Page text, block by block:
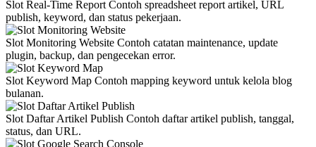
Slot Real-Time Report Contoh spreadsheet report artikel, URL
publish, keyword, dan status pekerjaan.
Slot Monitoring Website Contoh catatan maintenance, update
plugin, backup, dan pengecekan error.
Slot Keyword Map Contoh mapping keyword untuk kelola blog
bulanan.
Slot Daftar Artikel Publish Contoh daftar artikel publish, tanggal,
status, dan URL.